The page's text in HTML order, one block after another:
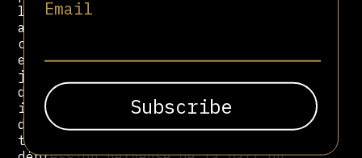
Email
l'intermédiaire de Cerimedo, qui
affirme également avoir travaillé
comme consultant pour
et a depuis été sanctionné par la
justice brésilienne pour son rôle
dans la diffusion de fausses
informations. Au Chili, le site a
diffusé des histoires fabriquées de
toutes pièces alléguant une